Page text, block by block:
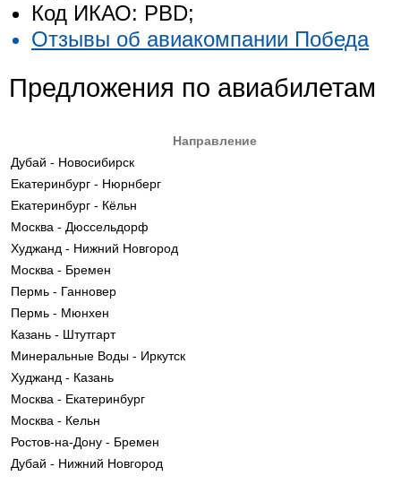
Код ИКАО: PBD;
Отзывы об авиакомпании Победа
Предложения по авиабилетам
Направление
Дубай - Новосибирск
Екатеринбург - Нюрнберг
Екатеринбург - Кёльн
Москва - Дюссельдорф
Худжанд - Нижний Новгород
Москва - Бремен
Пермь - Ганновер
Пермь - Мюнхен
Казань - Штутгарт
Минеральные Воды - Иркутск
Худжанд - Казань
Москва - Екатеринбург
Москва - Кельн
Ростов-на-Дону - Бремен
Дубай - Нижний Новгород